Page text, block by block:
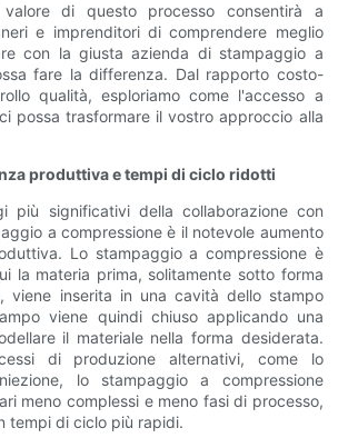
valore di questo processo consentirà a
e imprenditori di comprendere meglio
con la giusta azienda di stampaggio a
fare la differenza. Dal rapporto costo-
qualità, esploriamo come l'accesso a
possa trasformare il vostro approccio alla
produttiva e tempi di ciclo ridotti
più significativi della collaborazione con
a compressione è il notevole aumento
Lo stampaggio a compressione è
la materia prima, solitamente sotto forma
viene inserita in una cavità dello stampo
viene quindi chiuso applicando una
il materiale nella forma desiderata.
di produzione alternativi, come lo
lo stampaggio a compressione
meno complessi e meno fasi di processo,
tempi di ciclo più rapidi.